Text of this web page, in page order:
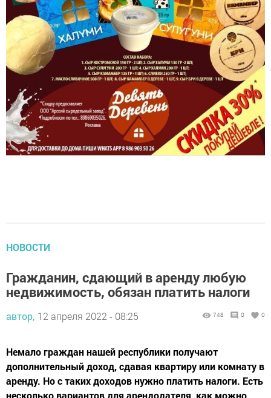
НОВОСТИ
​​​​​​​Гражданин, сдающий в аренду любую
недвижимость, обязан платить налоги
автор, 12 апреля 2022 - 08:25 748 0 0
Немало граждан нашей республики получают
дополнительный доход, сдавая квартиру или комнату в
аренду. Но с таких доходов нужно платить налоги. Есть